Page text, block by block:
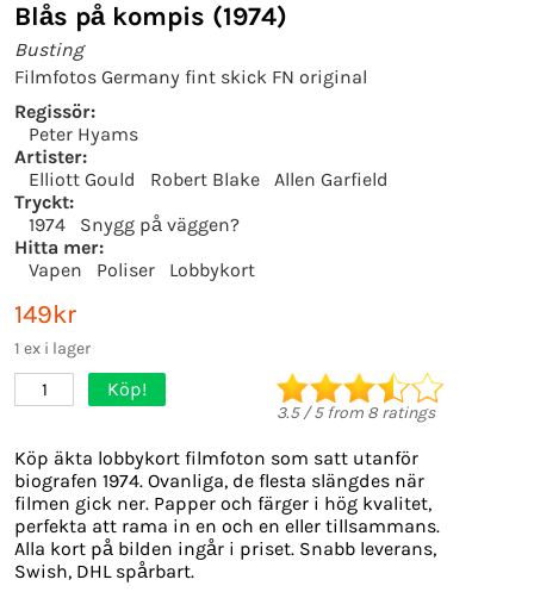
Blås på kompis (1974)
Busting
Filmfotos Germany fint skick FN original
Regissör:
Peter Hyams
Artister:
Elliott Gould
Robert Blake
Allen Garfield
Tryckt:
1974
Snygg på väggen?
Hitta mer:
Vapen
Poliser Lobbykort
149kr
1 ex i lager
1 Köp!
3.5/5from 8 ratings
Köp äkta lobbykort filmfoton som satt utanför
biografen 1974. Ovanliga, de flesta slängdes när
filmen gick ner. Papper och färger i hög kvalitet,
perfekta att rama in en och en eller tillsammans.
Alla kort på bilden ingår i priset. Snabb leverans,
Swish, DHL spårbart.